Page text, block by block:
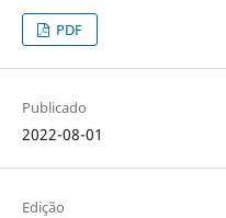
PDF
Publicado
2022-08-01
Edição